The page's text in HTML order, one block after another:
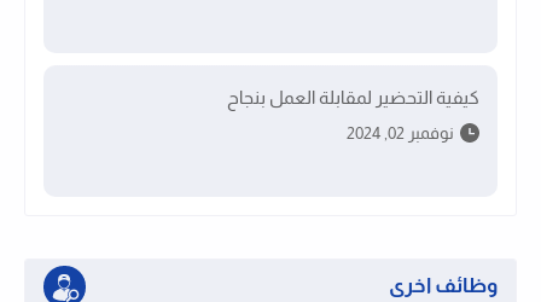
كيفية التحضير لمقابلة العمل بنجاح
نوفمبر 02, 2024
وظائف اخرى